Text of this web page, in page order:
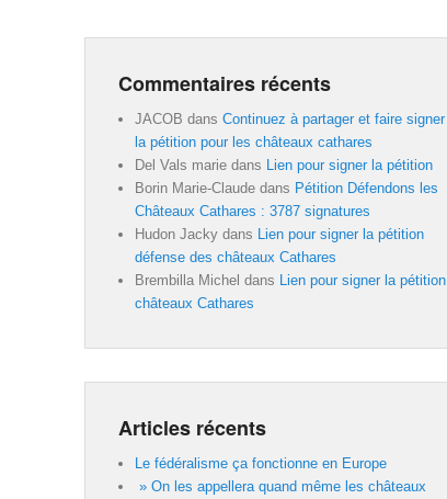
Commentaires récents
JACOB dans Continuez à partager et faire signer
la pétition pour les châteaux cathares
Del Vals marie dans
Lien pour signer la pétition
Borin Marie-Claude dans Pétition Défendons les
Châteaux Cathares : 3787 signatures
Hudon Jacky dans
Lien pour signer la pétition
défense des châteaux Cathares
Brembilla Michel dans
Lien pour signer la pétition
châteaux Cathares
Articles récents
Le fédéralisme ça fonctionne en Europe
» On les appellera quand même les châteaux